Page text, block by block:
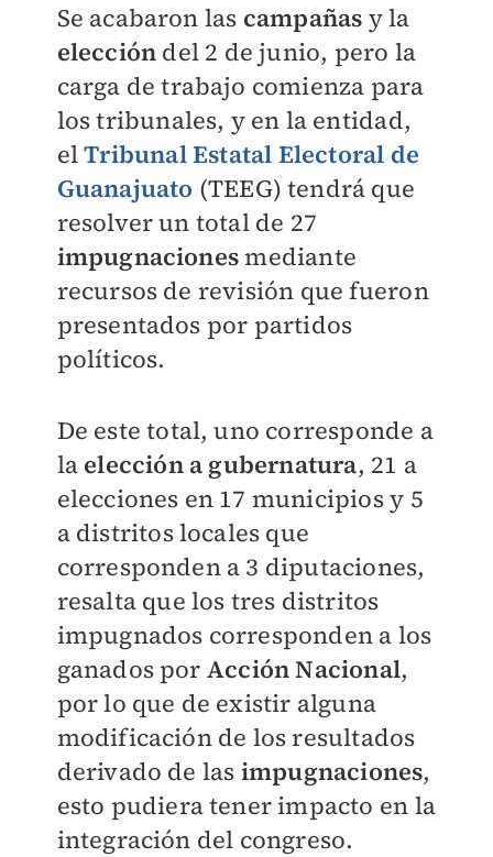
Se acabaron las campañas y la
elección del 2 de junio, pero la
carga de trabajo comienza para
los tribunales, y en la entidad,
elTribunal Estatal Electoral de
Guanajuato (TEEG) tendrá que
resolver un total de 27
impugnacionesmediante
recursos de revisión que fueron
presentados por partidos
políticos.
De este total, uno corresponde a
la elección a gubernatura, 21 a
elecciones en 17 municipios y 5
a distritos locales que
corresponden a 3 diputaciones,
resalta que los tres distritos
impugnados corresponden a los
ganados por Acción Nacional,
por lo que de existir alguna
modificación de los resultados
derivado de las impugnaciones,
esto pudiera tener impacto en la
integración del congreso.